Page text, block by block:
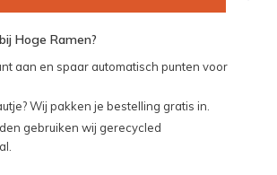
Hoge Ramen?
aan en spaar automatisch punten voor
Wij pakken je bestelling gratis in.
gebruiken wij gerecycled